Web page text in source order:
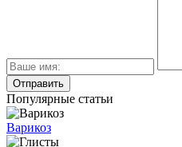
Популярные статьи
Варикоз